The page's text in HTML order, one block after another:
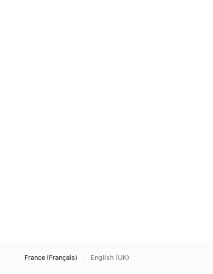
France (Français) English (UK)